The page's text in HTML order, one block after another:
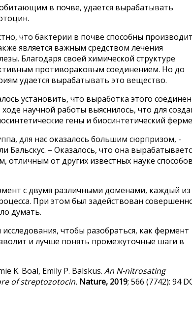
в почве, удается вырабатывать
что бактерии в почве способны
является важным средством лечения
Благодаря своей химической структуре
противораковым соединением. Но до
удается вырабатывать это вещество.
установить, что выработка этого
научной работы выяснилось, что для
гены и биосинтетический
для нас оказалось большим сюрпризом, -
Бальскус. – Оказалось, что она
от других известных науке способов
с двумя различными доменами, каждый из
При этом был задействован
думать.
чтобы разобраться, как фермент
и лучше понять промежуточные шаги в
K. Boal, Emily P. Balskus. An N-nitrosating
of streptozotocin. Nature, 2019; 566 (7742): 94